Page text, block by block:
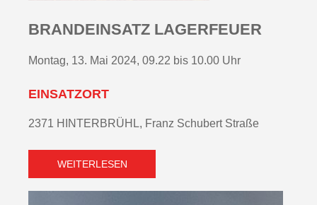
BRANDEINSATZ LAGERFEUER
Montag, 13. Mai 2024, 09.22 bis 10.00 Uhr
EINSATZORT
2371 HINTERBRÜHL, Franz Schubert Straße
WEITERLESEN